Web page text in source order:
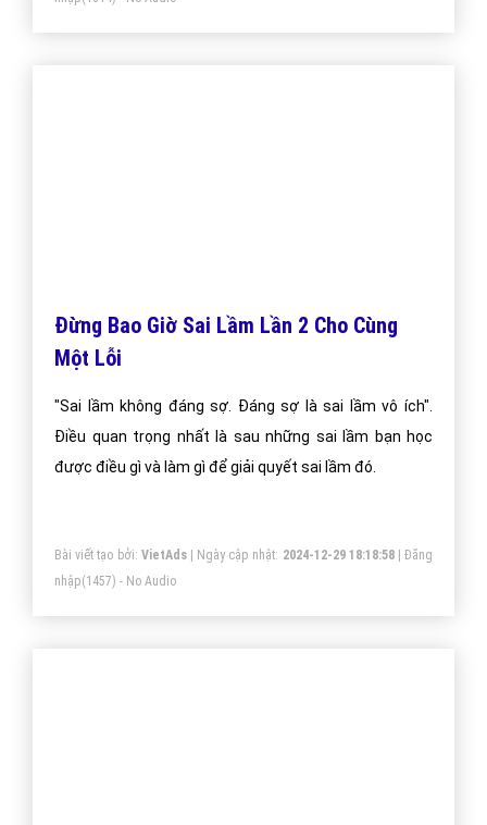
Đừng Bao Giờ Sai Lầm Lần 2 Cho Cùng
Một Lỗi
"Sai lầm không đáng sợ. Đáng sợ là sai lầm vô ích".
Điều quan trọng nhất là sau những sai lầm bạn học
được điều gì và làm gì để giải quyết sai lầm đó.
Bài viết tạo bởi: VietAds| Ngày cập nhật: 2024-12-29 18:18:58|Đăng
nhập(1457) - No Audio